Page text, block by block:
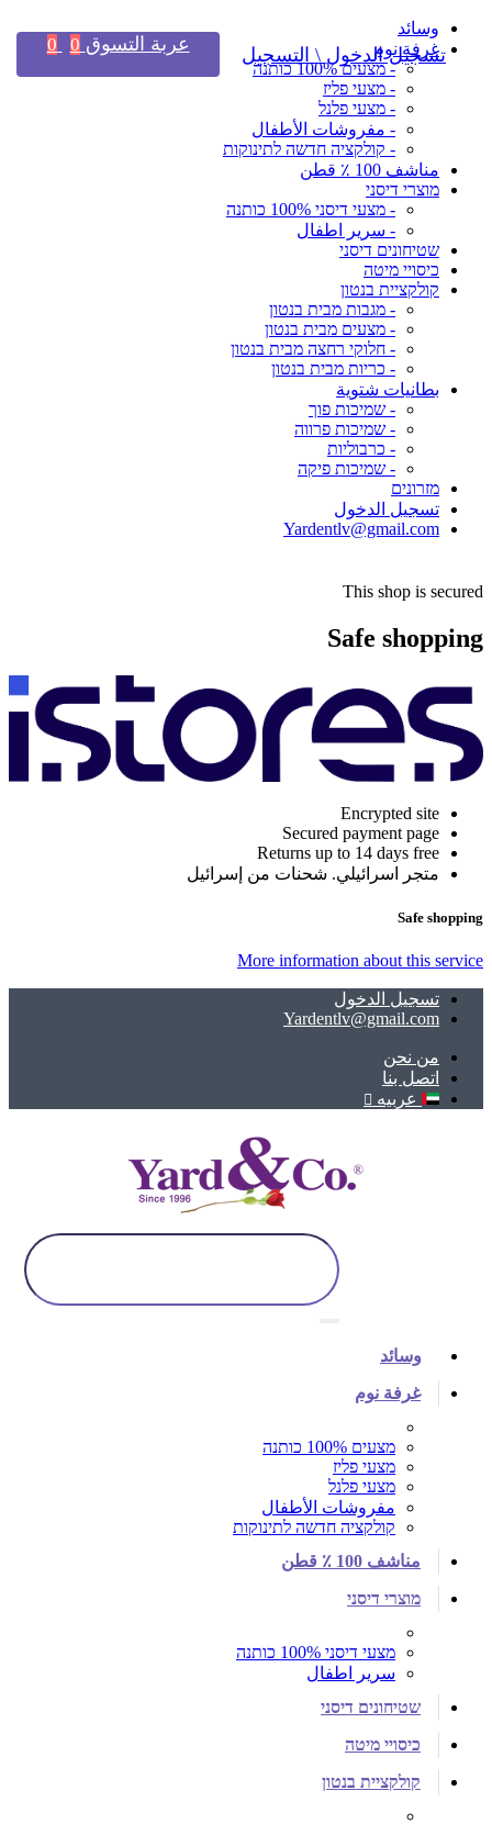
وسائد
غرفة نوم
- מצעים 100% כותנה
- מצעי פליז
- מצעי פלנל
- مفروشات الأطفال
- קולקציה חדשה לתינוקות
مناشف 100 ٪ قطن
מוצרי דיסני
- מצעי דיסני 100% כותנה
- سرير اطفال
שטיחונים דיסני
כיסויי מיטה
קולקציית בנטון
- מגבות מבית בנטון
- מצעים מבית בנטון
- חלוקי רחצה מבית בנטון
- כריות מבית בנטון
بطانيات شتوية
- שמיכות פוך
- שמיכות פרווה
- כרבוליות
- שמיכות פיקה
מזרונים
تسجيل الدخول
Yardentlv@gmail.com
This shop is secured
Safe shopping
Encrypted site
Secured payment page
Returns up to 14 days free
متجر اسرائيلي. شحنات من إسرائيل
Safe shopping
More information about this service
تسجيل الدخول
Yardentlv@gmail.com
ﻣﻦ ﻧﺤﻦ
اتصل بنا
عربيه
تسجيل الدخول \ التسجيل عربة التسوق 0
0
وسائد
غرفة نوم
מצעים 100% כותנה
מצעי פליז
מצעי פלנל
مفروشات الأطفال
קולקציה חדשה לתינוקות
مناشف 100 ٪ قطن
מוצרי דיסני
מצעי דיסני 100% כותנה
سرير اطفال
שטיחונים דיסני
כיסויי מיטה
קולקציית בנטון